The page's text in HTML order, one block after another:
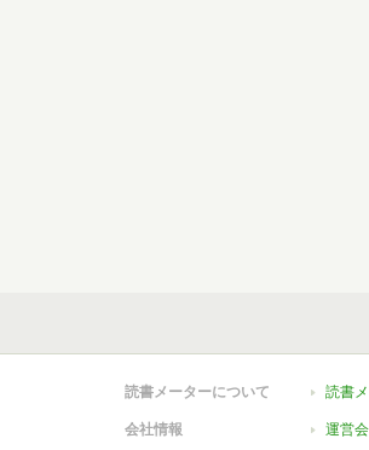
読書メーターについて 読書
会社情報 運営